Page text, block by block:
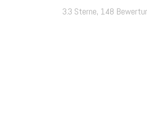
3.3 Sterne, 148